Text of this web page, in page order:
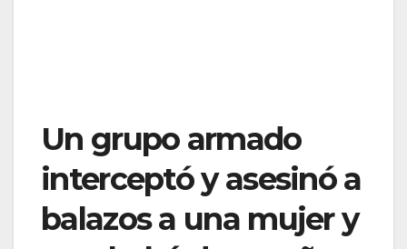
Un grupo armado
interceptó y asesinó a
balazos a una mujer y